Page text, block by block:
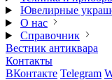
Ювелирные
О нас
Справочник
Вестник антиквара
Контакты
ВКонтакте Telegram